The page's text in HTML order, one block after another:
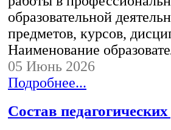
образовательной
предметов, курсов,
Наименование
05 Июнь 2026
Подробнее...
Состав